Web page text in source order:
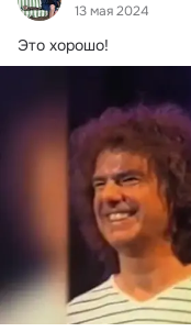
13 мая 2024
Это хорошо!